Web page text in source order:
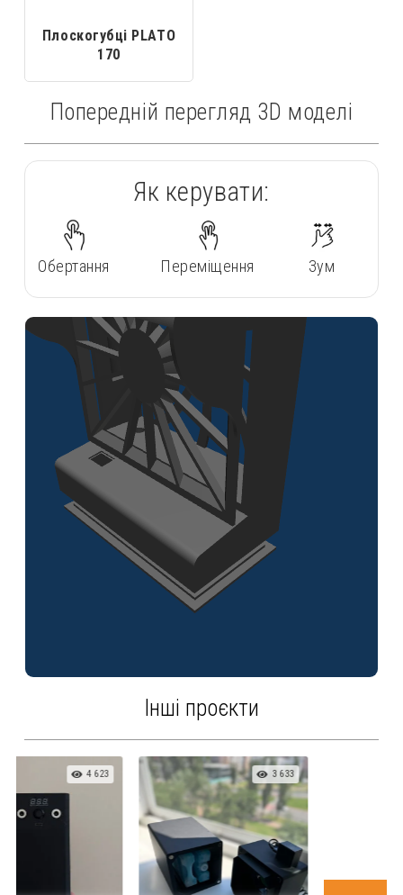
Плоскогубці PLATO
170
Попередній перегляд 3D моделі
Як керувати:
Обертання Переміщення Зум
Інші проєкти
3 633